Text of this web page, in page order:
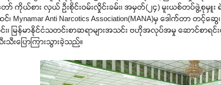
ကိုယ်စား လှယ် ဦးစိုင်းဝမ်းလှိုင်းခမ်း၊ အမှတ်(၂၄) မူးယစ်တပ်ဖွဲ့စုမှူး ရဲမှူ
၊ Mynamar Anti Narcotics Association(MANA)မှ ဒေါက်တာ တ
ဝင်း၊ မြန်မာနိုင်ငံသတင်းစာဆရာများအသင်း ဗဟိုအလုပ်အမှု ဆောင်စ
းသီးပြောကြားသွားခဲ့သည်။